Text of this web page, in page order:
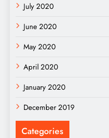
July 2020
June 2020
May 2020
April 2020
January 2020
December 2019
Categories